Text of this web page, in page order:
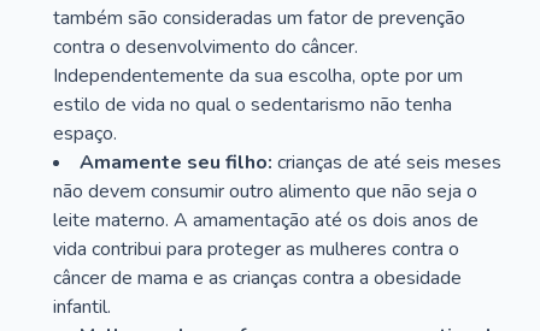
também são consideradas um fator de prevenção
contra o desenvolvimento do câncer.
Independentemente da sua escolha, opte por um
estilo de vida no qual o sedentarismo não tenha
espaço.
Amamente seu filho: crianças de até seis meses
não devem consumir outro alimento que não seja o
leite materno. A amamentação até os dois anos de
vida contribui para proteger as mulheres contra o
câncer de mama e as crianças contra a obesidade
infantil.